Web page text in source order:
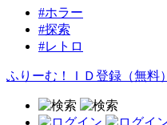
#ホラー
#探索
#レトロ
ふりーむ！ＩＤ登録（無料）